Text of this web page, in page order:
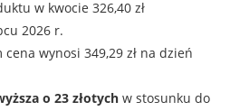
w kwocie 326,40 zł
2026 r.
wynosi 349,29 zł na dzień
o 23 złotych w stosunku do